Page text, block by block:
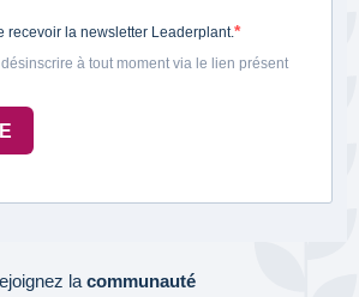
recevoir la newsletter Leaderplant.
à tout moment via le lien présent
la communauté